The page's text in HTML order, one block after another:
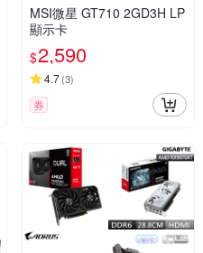
MSI微星 GT710 2GD3H LP
顯示卡
$2,590
4.7(3)
券